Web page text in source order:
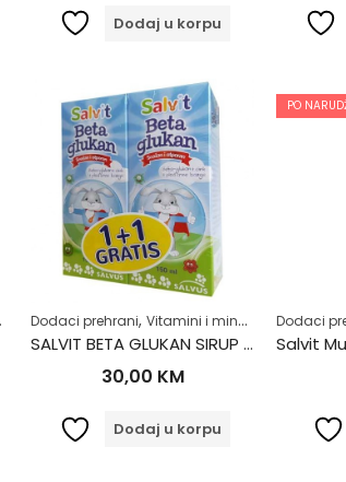
Dodaj u korpu
Za djecu,Zdrav život
Dodaci prehrani, Vitamini i minerali Za djecu,
SALVIT BETA GLUKAN SIRUP 150ML 1+1 GRATIS
30,00 KM
Dodaj u korpu
PO
Dodaci